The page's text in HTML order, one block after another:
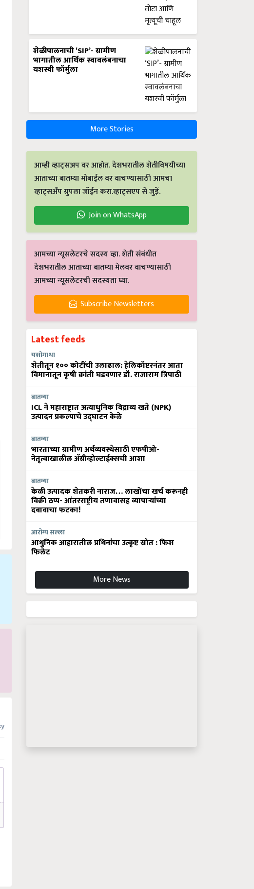
शेळीपालनाची ‘SIP’- ग्रामीण
भागातील आर्थिक स्वावलंबनाचा
यशस्वी फॉर्मुला
More Stories
आम्ही व्हाट्सअप वर आहोत. देशभरातील शेतीविषयीच्या
आताच्या बातम्या मोबाईल वर वाचण्यासाठी आमचा
व्हाट्सअँप ग्रुपला जॉईन करा.व्हाट्सएप से जुड़ें.
Join on WhatsApp
आमच्या न्यूसलेटरचे सदस्य व्हा. शेती संबंधीत
देशभरातील आताच्या बातम्या मेलवर वाचण्यासाठी
आमच्या न्यूसलेटरची सदस्यता घ्या.
Subscribe Newsletters
Latest feeds
यशोगाथा
शेतीतून १०० कोटींची उलाढाल: हेलिकॉप्टरनंतर आता
विमानातून कृषी क्रांती घडवणार डॉ. राजाराम त्रिपाठी
बातम्या
ICL ने महाराष्ट्रात अत्याधुनिक विद्राव्य खते (NPK)
उत्पादन प्रकल्पाचे उद्घाटन केले
बातम्या
भारताच्या ग्रामीण अर्थव्यवस्थेसाठी एफपीओ-
नेतृत्वाखालील अ‍ॅग्रीव्होल्टाईक्सची आशा
बातम्या
केळी उत्पादक शेतकरी नाराज… लाखोंचा खर्च करूनही
विक्री ठप्प- आंतरराष्ट्रीय तणावासह व्यापाऱ्यांच्या
दबावाचा फटका!
आरोग्य सल्ला
आधुनिक आहारातील प्रथिनांचा उत्कृष्ट स्रोत : फिश
फिलेट
More News